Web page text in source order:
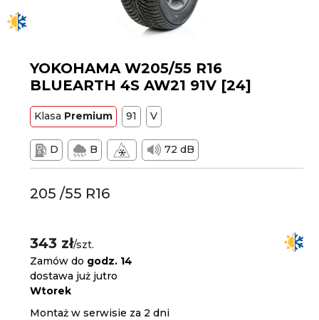
YOKOHAMA W205/55 R16
BLUEARTH 4S AW21 91V [24]
Klasa Premium 91 V
D B 72 dB
205 /55 R16
343 zł/szt.
Zamów do godz. 14
dostawa już jutro
Wtorek
Montaż w serwisie za 2 dni